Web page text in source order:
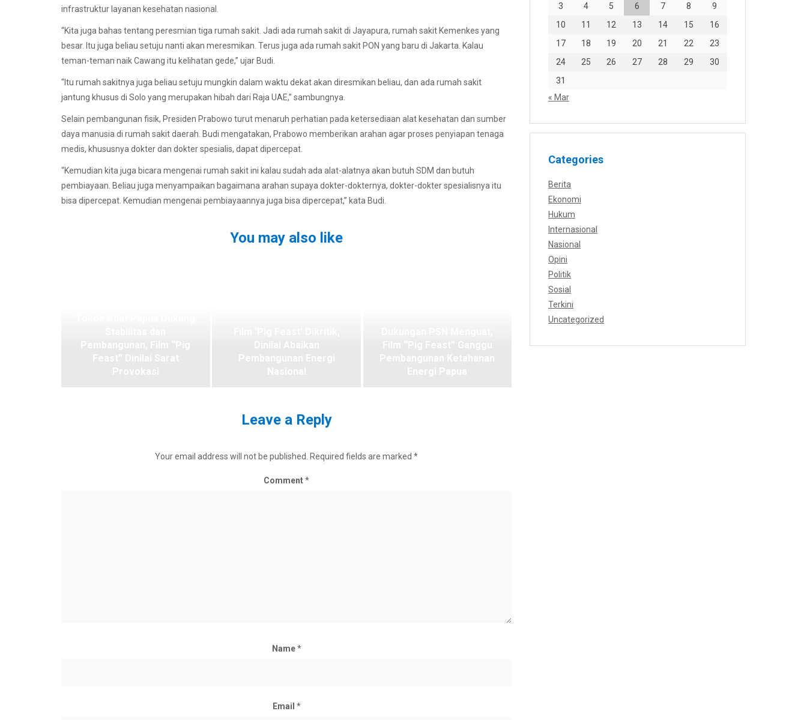
infrastruktur layanan kesehatan nasional.
“Kita juga bahas tentang peresmian tiga rumah sakit. Jadi ada rumah sakit di Jayapura, rumah sakit Kemenkes yang
besar. Itu juga beliau setuju nanti akan meresmikan. Terus juga ada rumah sakit PON yang baru di Jakarta. Kalau
teman-teman naik Cawang itu kelihatan gede,” ujar Budi.
“Itu rumah sakitnya juga beliau setuju mungkin dalam waktu dekat akan diresmikan beliau, dan ada rumah sakit
jantung khusus di Solo yang merupakan hibah dari Raja UAE,” sambungnya.
Selain pembangunan fisik, Presiden Prabowo turut menaruh perhatian pada ketersediaan alat kesehatan dan sumber
daya manusia di rumah sakit daerah. Budi mengatakan, Prabowo memberikan arahan agar proses penyiapan tenaga
medis, khususnya dokter dan dokter spesialis, dapat dipercepat.
“Kemudian kita juga bicara mengenai rumah sakit ini kalau sudah ada alat-alatnya akan butuh SDM dan butuh
pembiayaan. Beliau juga menyampaikan bagaimana arahan supaya dokter-dokternya, dokter-dokter spesialisnya itu
bisa dipercepat. Kemudian mengenai pembiayaannya juga bisa dipercepat,” kata Budi.
You may also like
Leave a Reply
Your email address will not be published. Required fields are marked *
Comment*
Name*
Email *
3
4 5 6 7 8
9
10
11 12 13 14 15
16
17
18 19 20 21 22
23
24
25 26 27 28 29
30
31
« Mar
Categories
Berita
Ekonomi
Hukum
Internasional
Nasional
Opini
Politik
Sosial
Terkini
Uncategorized